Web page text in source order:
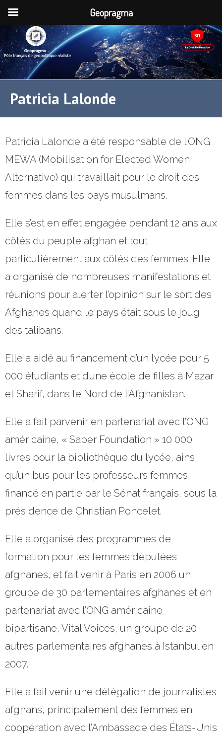
Patricia Lalonde
Patricia Lalonde a été responsable de l’ONG
MEWA (Mobilisation for Elected Women
Alternative) qui travaillait pour le droit des
femmes dans les pays musulmans.
Elle s’est en effet engagée pendant 12 ans aux
côtés du peuple afghan et tout
particulièrement aux côtés des femmes. Elle
a organisé de nombreuses manifestations et
réunions pour alerter l’opinion sur le sort des
Afghanes quand le pays était sous le joug
des talibans.
Elle a aidé au financement d’un lycée pour 5
000 étudiants et d’une école de filles à Mazar
et Sharif, dans le Nord de l’Afghanistan.
Elle a fait parvenir en partenariat avec l’ONG
américaine, « Saber Foundation » 10 000
livres pour la bibliothèque du lycée, ainsi
qu’un bus pour les professeurs femmes,
financé en partie par le Sénat français, sous la
présidence de Christian Poncelet.
Elle a organisé des programmes de
formation pour les femmes députées
afghanes, et fait venir à Paris en 2006 un
groupe de 30 parlementaires afghanes et en
partenariat avec l’ONG américaine
bipartisane, Vital Voices, un groupe de 20
autres parlementaires afghanes à Istanbul en
2007.
Elle a fait venir une délégation de journalistes
afghans, principalement des femmes en
coopération avec l’Ambassade des États-Unis
Geopragma